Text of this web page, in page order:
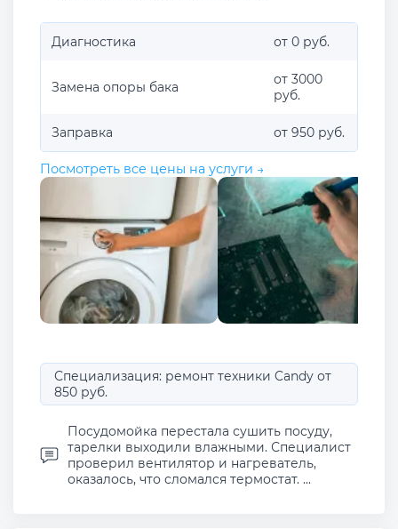
Диагностика от 0 руб.
Замена опоры бака
от 3000
руб.
Заправка от 950 руб.
Посмотреть все цены на услуги →
Специализация: ремонт техники Candy от
850 руб.
Посудомойка перестала сушить посуду,
тарелки выходили влажными. Специалист
проверил вентилятор и нагреватель,
оказалось, что сломался термостат. ...